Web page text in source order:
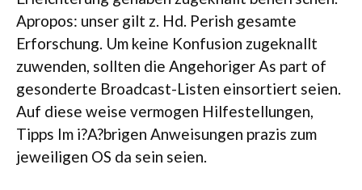
Apropos: unser gilt z. Hd. Perish gesamte
Erforschung. Um keine Konfusion zugeknallt
zuwenden, sollten die Angehoriger As part of
gesonderte Broadcast-Listen einsortiert seien.
Auf diese weise vermogen Hilfestellungen,
Tipps Im i?A?brigen Anweisungen prazis zum
jeweiligen OS da sein seien.